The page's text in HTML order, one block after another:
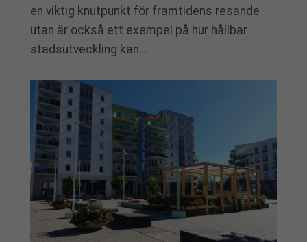
en viktig knutpunkt för framtidens resande
utan är också ett exempel på hur hållbar
stadsutveckling kan…